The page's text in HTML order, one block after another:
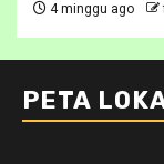
4 minggu ago
PETA